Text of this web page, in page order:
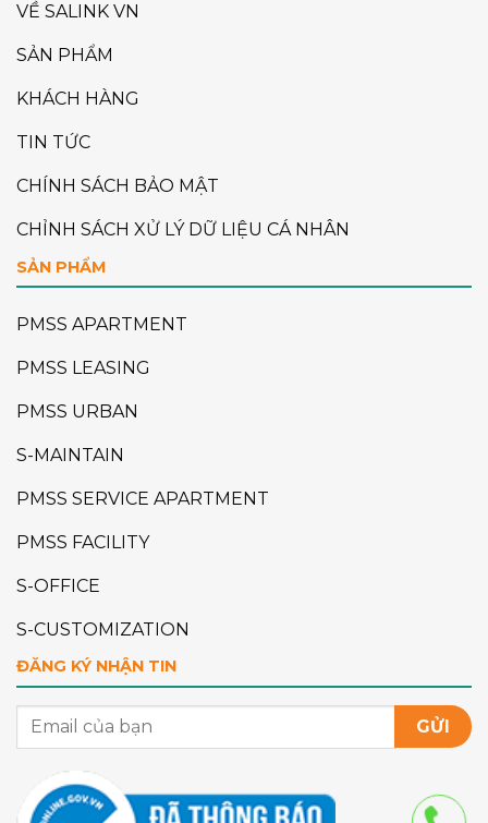
VỀ SALINK VN
SẢN PHẨM
KHÁCH HÀNG
TIN TỨC
CHÍNH SÁCH BẢO MẬT
CHỈNH SÁCH XỬ LÝ DỮ LIỆU CÁ NHÂN
SẢN PHẨM
PMSS APARTMENT
PMSS LEASING
PMSS URBAN
S-MAINTAIN
PMSS SERVICE APARTMENT
PMSS FACILITY
S-OFFICE
S-CUSTOMIZATION
ĐĂNG KÝ NHẬN TIN
GỬI